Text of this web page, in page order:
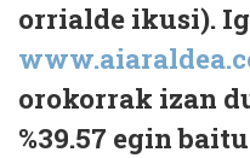
orrialde ikusi).
orokorrak izan
%39.57 egin